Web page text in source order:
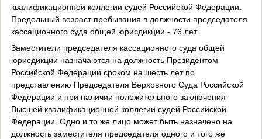
квалификационной коллегии судей Российской Федерации.
Предельный возраст пребывания в должности председателя
кассационного суда общей юрисдикции - 76 лет.
Заместители председателя кассационного суда общей
юрисдикции назначаются на должность Президентом
Российской Федерации сроком на шесть лет по
представлению Председателя Верховного Суда Российской
Федерации и при наличии положительного заключения
Высшей квалификационной коллегии судей Российской
Федерации. Одно и то же лицо может быть назначено на
должность заместителя председателя одного и того же